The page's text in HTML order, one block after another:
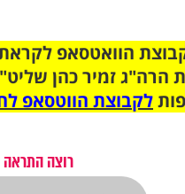
הרה"ג זמיר כהן
לקבוצת הווטסאפ
רוצה